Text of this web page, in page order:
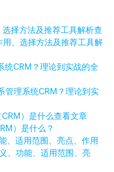
查
用、选择方法及推荐工具解
管理系统CRM？理论到实
查看文章
）是什么？
、功能、适用范围、亮